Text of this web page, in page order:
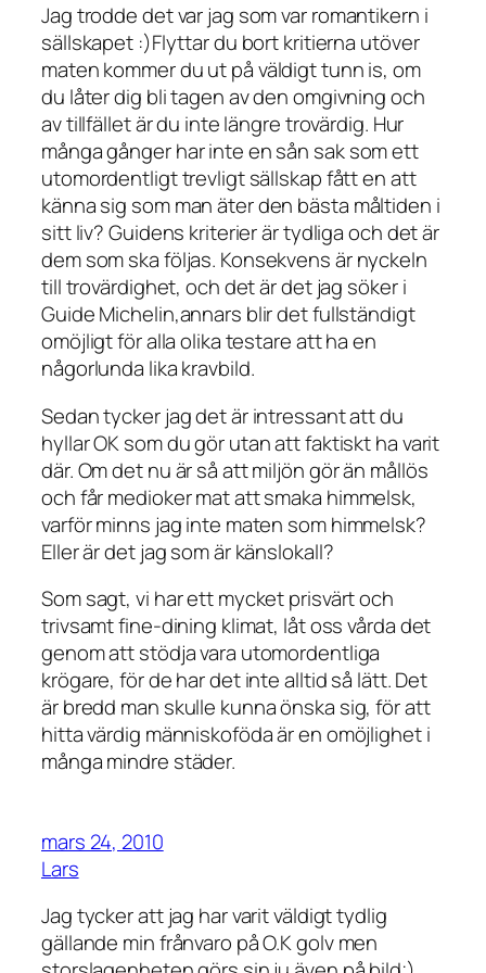
Jag trodde det var jag som var romantikern i
sällskapet :)Flyttar du bort kritierna utöver
maten kommer du ut på väldigt tunn is, om
du låter dig bli tagen av den omgivning och
av tillfället är du inte längre trovärdig. Hur
många gånger har inte en sån sak som ett
utomordentligt trevligt sällskap fått en att
känna sig som man äter den bästa måltiden i
sitt liv? Guidens kriterier är tydliga och det är
dem som ska följas. Konsekvens är nyckeln
till trovärdighet, och det är det jag söker i
Guide Michelin,annars blir det fullständigt
omöjligt för alla olika testare att ha en
någorlunda lika kravbild.
Sedan tycker jag det är intressant att du
hyllar OK som du gör utan att faktiskt ha varit
där. Om det nu är så att miljön gör än mållös
och får medioker mat att smaka himmelsk,
varför minns jag inte maten som himmelsk?
Eller är det jag som är känslokall?
Som sagt, vi har ett mycket prisvärt och
trivsamt fine-dining klimat, låt oss vårda det
genom att stödja vara utomordentliga
krögare, för de har det inte alltid så lätt. Det
är bredd man skulle kunna önska sig, för att
hitta värdig människoföda är en omöjlighet i
många mindre städer.
mars 24, 2010
Lars
Jag tycker att jag har varit väldigt tydlig
gällande min frånvaro på O.K golv men